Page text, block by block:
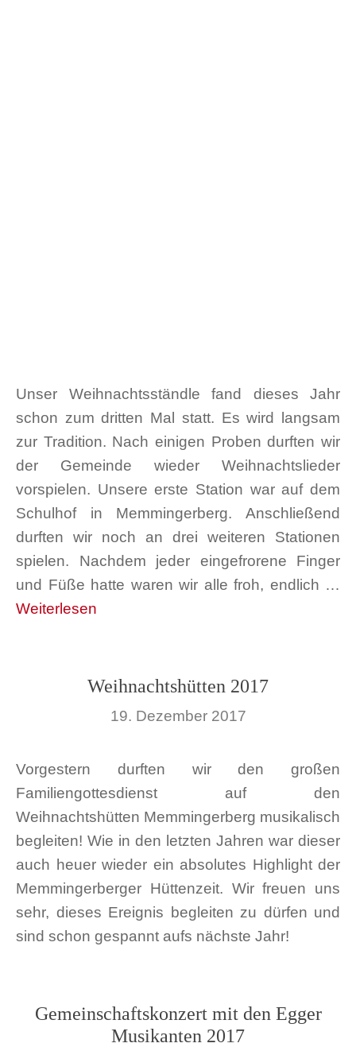
Unser Weihnachtsständle fand dieses Jahr
schon zum dritten Mal statt. Es wird langsam
zur Tradition. Nach einigen Proben durften wir
der Gemeinde wieder Weihnachtslieder
vorspielen. Unsere erste Station war auf dem
Schulhof in Memmingerberg. Anschließend
durften wir noch an drei weiteren Stationen
spielen. Nachdem jeder eingefrorene Finger
und Füße hatte waren wir alle froh, endlich …
Weiterlesen
Weihnachtshütten 2017
19. Dezember 2017
Vorgestern durften wir den großen
Familiengottesdienst auf den
Weihnachtshütten Memmingerberg musikalisch
begleiten! Wie in den letzten Jahren war dieser
auch heuer wieder ein absolutes Highlight der
Memmingerberger Hüttenzeit. Wir freuen uns
sehr, dieses Ereignis begleiten zu dürfen und
sind schon gespannt aufs nächste Jahr!
Gemeinschaftskonzert mit den Egger
Musikanten 2017